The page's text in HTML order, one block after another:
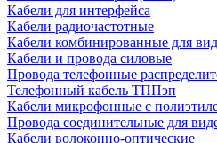
Кабели для интерфейса
Кабели радиочастотные
Кабели комбинированные для
Кабели и провода силовые
Провода телефонные
Телефонный кабель ТППэп
Кабели микрофонные с
Провода соединительные для
Кабели волоконно-оптические